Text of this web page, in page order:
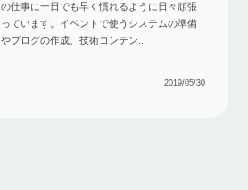
の仕事に一日でも早く慣れるように日々頑張
っています。イベントで使うシステムの準備
やブログの作成、技術コンテン...
2019/05/30